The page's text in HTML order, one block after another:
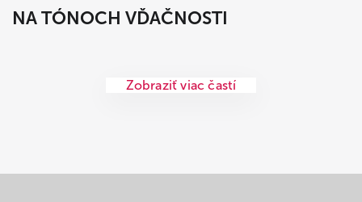
NA TÓNOCH VĎAČNOSTI
Zobraziť viac častí